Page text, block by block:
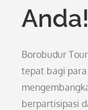
Anda!
Borobudur
tepat bagi
berpartisipasi